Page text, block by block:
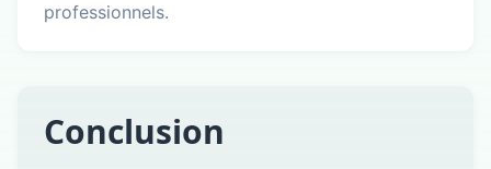
professionnels.
Conclusion